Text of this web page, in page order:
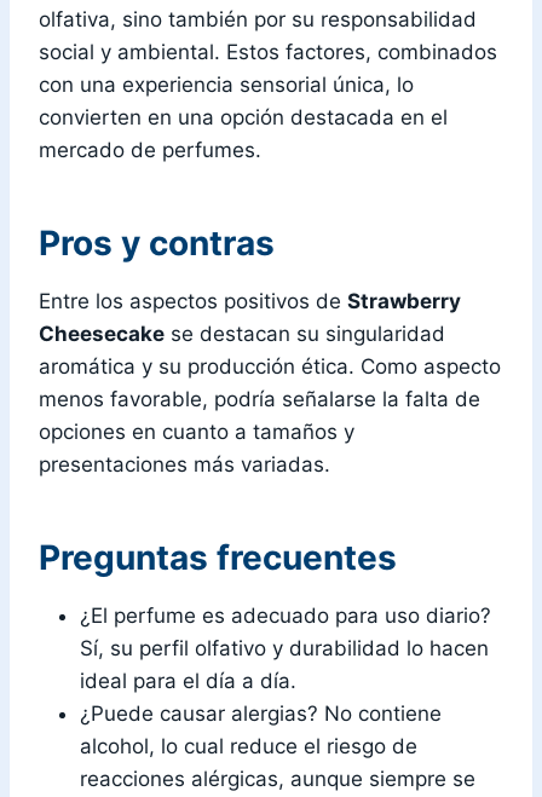
olfativa, sino también por su responsabilidad
social y ambiental. Estos factores, combinados
con una experiencia sensorial única, lo
convierten en una opción destacada en el
mercado de perfumes.
Pros y contras
Entre los aspectos positivos de Strawberry
Cheesecake se destacan su singularidad
aromática y su producción ética. Como aspecto
menos favorable, podría señalarse la falta de
opciones en cuanto a tamaños y
presentaciones más variadas.
Preguntas frecuentes
¿El perfume es adecuado para uso diario?
Sí, su perfil olfativo y durabilidad lo hacen
ideal para el día a día.
¿Puede causar alergias? No contiene
alcohol, lo cual reduce el riesgo de
reacciones alérgicas, aunque siempre se